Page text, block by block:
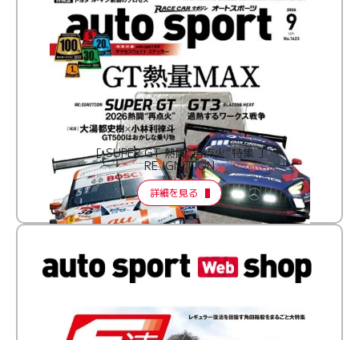
［ SUPER GT 熱闘“再点火”特集 ］
RE:IGNITION
詳細を見る